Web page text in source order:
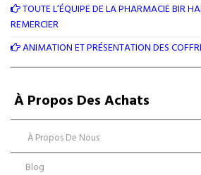
TOUTE L’ÉQUIPE DE LA PHARMACIE BIR
REMERCIER
ANIMATION ET PRÉSENTATION DES
À Propos Des Achats
À Propos De Nous
Blog